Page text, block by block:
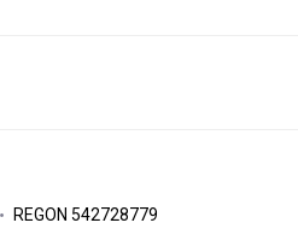
REGON 542728779